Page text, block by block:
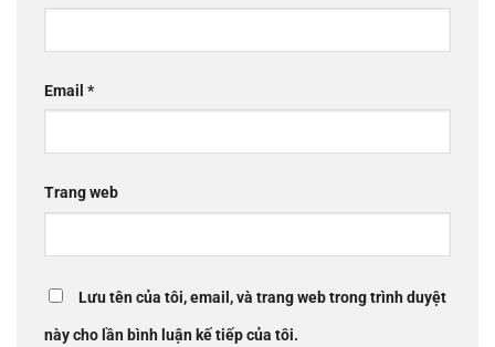
Email *
Trang web
Lưu tên của tôi, email, và trang web trong trình duyệt
này cho lần bình luận kế tiếp của tôi.